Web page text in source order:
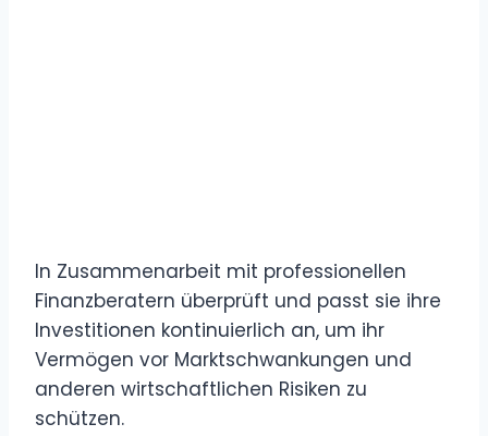
In Zusammenarbeit mit professionellen
Finanzberatern überprüft und passt sie ihre
Investitionen kontinuierlich an, um ihr
Vermögen vor Marktschwankungen und
anderen wirtschaftlichen Risiken zu
schützen.